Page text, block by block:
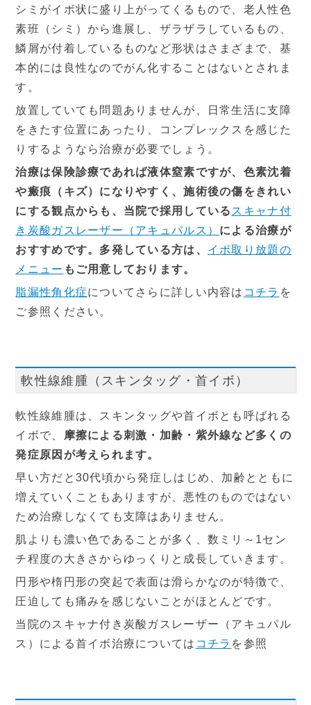
シミがイボ状に盛り上がってくるもので、老人性色
素班（シミ）から進展し、ザラザラしているもの、
鱗屑が付着しているものなど形状はさまざまで、基
本的には良性なのでがん化することはないとされま
す。
放置していても問題ありませんが、日常生活に支障
をきたす位置にあったり、コンプレックスを感じた
りするようなら治療が必要でしょう。
治療は保険診療であれば液体窒素ですが、色素沈着
や瘢痕（キズ）になりやすく、施術後の傷をきれい
にする観点からも、当院で採用している スキャナ付
き炭酸ガスレーザー（アキュパルス） による治療が
おすすめです。多発している方は、 イボ取り放題の
メニュー もご用意しております。
脂漏性角化症についてさらに詳しい内容は コチラ を
ご参照ください。
軟性線維腫（スキンタッグ・首イボ）
軟性線維腫は、スキンタッグや首イボとも呼ばれる
イボで、 摩擦による刺激・加齢・紫外線など多くの
発症原因が考えられます。
早い方だと30代頃から発症しはじめ、加齢とともに
増えていくこともありますが、悪性のものではない
ため治療しなくても支障はありません。
肌よりも濃い色であることが多く、数ミリ～1セン
チ程度の大きさからゆっくりと成長していきます。
円形や楕円形の突起で表面は滑らかなのが特徴で、
圧迫しても痛みを感じないことがほとんどです。
当院のスキャナ付き炭酸ガスレーザー（アキュパル
ス）による首イボ治療については コチラ を参照